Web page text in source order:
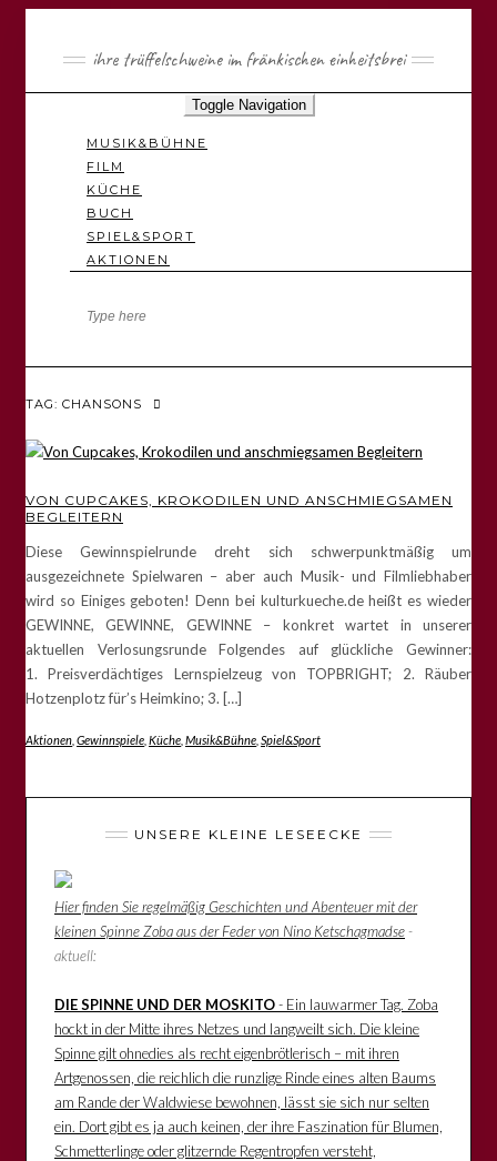
ihre trüffelschweine im fränkischen einheitsbrei
Toggle Navigation
MUSIK&BÜHNE
FILM
KÜCHE
BUCH
SPIEL&SPORT
AKTIONEN
TAG: CHANSONS
VON CUPCAKES, KROKODILEN UND ANSCHMIEGSAMEN
BEGLEITERN
Diese Gewinnspielrunde dreht sich schwerpunktmäßig um
ausgezeichnete Spielwaren – aber auch Musik- und Filmliebhaber
wird so Einiges geboten! Denn bei kulturkueche.de heißt es wieder
GEWINNE, GEWINNE, GEWINNE – konkret wartet in unserer
aktuellen Verlosungsrunde Folgendes auf glückliche Gewinner:
1. Preisverdächtiges Lernspielzeug von TOPBRIGHT; 2. Räuber
Hotzenplotz für’s Heimkino; 3. […]
Aktionen Gewinnspiele Küche Musik&Bühne Spiel&Sport
UNSERE KLEINE LESEECKE
Hier finden Sie regelmäßig Geschichten und Abenteuer mit der
kleinen Spinne Zoba aus der Feder von Nino Ketschagmadse-
aktuell:
DIE SPINNE UND DER MOSKITO- Ein lauwarmer Tag. Zoba
hockt in der Mitte ihres Netzes und langweilt sich. Die kleine
Spinne gilt ohnedies als recht eigenbrötlerisch – mit ihren
Artgenossen, die reichlich die runzlige Rinde eines alten Baums
am Rande der Waldwiese bewohnen, lässt sie sich nur selten
ein. Dort gibt es ja auch keinen, der ihre Faszination für Blumen,
Schmetterlinge oder glitzernde Regentropfen versteht,